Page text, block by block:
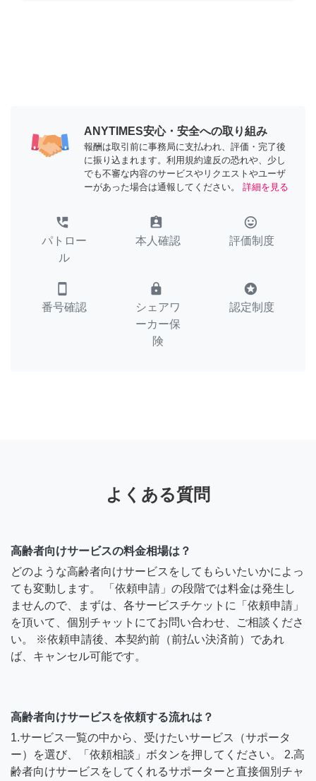
ANYTIMES安心・安全への取り組み
報酬は取引前に事務局に支払われ、評価・完了後
に振り込まれます。利用規約違反の恐れや、少し
でも不審な内容のサービスやリクエストやユーザ
ーがあった場合は通報してください。
詳細を見る
perm_phone_msg
パトロー
ル
assignment_ind
本人確認
tag_faces
評価制度
smartphone
番号確認
lock
シェアワ
ーカー保
険
stars
認定制度
よくある質問
高齢者向けサービスの料金相場は？
どのような高齢者向けサービスをしてもらいたいかによっ
ても変動します。 「依頼申請」の段階では料金は発生し
ませんので、まずは、各サービスチケットに「依頼申請」
を頂いて、個別チャットにてお問い合わせ、ご相談くださ
い。 ※依頼申請後、本契約前（前払い決済前）であれ
ば、キャンセル可能です。
高齢者向けサービスを依頼する流れは？
1.サービス一覧の中から、受けたいサービス（サポータ
ー）を選び、「依頼相談」ボタンを押してください。 2.高
齢者向けサービスをしてくれるサポーターと直接個別チャ